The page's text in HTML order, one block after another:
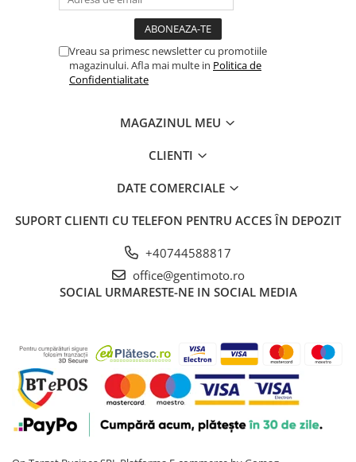
Vreau sa primesc newsletter cu promotiile
magazinului. Afla mai multe in Politica de
Confidentialitate
MAGAZINUL MEU
CLIENTI
DATE COMERCIALE
SUPORT CLIENTI CU TELEFON PENTRU ACCES ÎN DEPOZIT
+40744588817
office@gentimoto.ro
SOCIAL URMARESTE-NE IN SOCIAL MEDIA